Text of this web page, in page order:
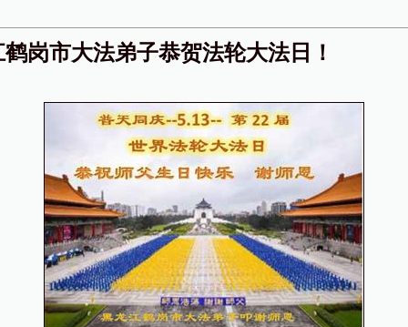
岗市大法弟子恭贺法轮大法日！